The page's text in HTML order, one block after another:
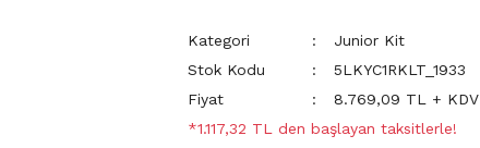
Kategori
Junior Kit
Stok Kodu
5LKYC1RKLT_1933
Fiyat
8.769,09 TL + KDV
*1.117,32 TL den başlayan taksitlerle!